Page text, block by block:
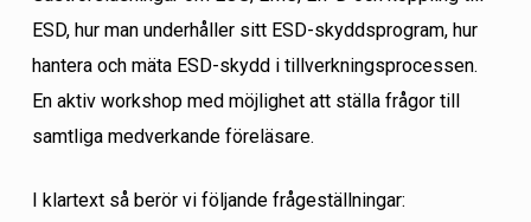
ESD, hur man underhåller sitt ESD-skyddsprogram, hur
hantera och mäta ESD-skydd i tillverkningsprocessen.
En aktiv workshop med möjlighet att ställa frågor till
samtliga medverkande föreläsare.
I klartext så berör vi följande frågeställningar: